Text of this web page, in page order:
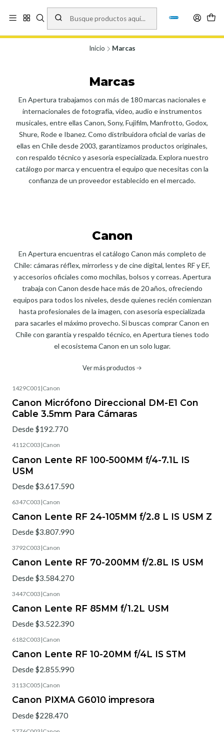
Vísita nuestro local en Los Agustinos 5478, Ñuñoa. Lunes a Viernes 9.30 a
19.00, Sábados 10:00 a 19:00 y Domingos de 10:00 a 17:00
Inicio Marcas
Marcas
En Apertura trabajamos con más de 180 marcas nacionales e
internacionales de fotografía, video, audio e instrumentos
musicales, entre ellas Canon, Sony, Fujifilm, Manfrotto, Godox,
Shure, Rode e Ibanez. Como distribuidora oficial de varias de
ellas en Chile desde 2003, garantizamos productos originales,
con respaldo técnico y asesoría especializada. Explora nuestro
catálogo por marca y encuentra el equipo que necesitas con la
confianza de un proveedor establecido en el mercado.
Canon
En Apertura encuentras el catálogo Canon más completo de
Chile: cámaras réflex, mirrorless y de cine digital, lentes RF y EF,
y accesorios oficiales como mochilas, bolsos y correas. Apertura
trabaja con Canon desde hace más de 20 años, ofreciendo
equipos para todos los niveles, desde quienes recién comienzan
hasta profesionales de la imagen, con asesoría especializada
para sacarles el máximo provecho. Si buscas comprar Canon en
Chile con garantía y respaldo técnico, en Apertura tienes todo
el ecosistema Canon en un solo lugar.
Ver más productos
1429C001|Canon
Canon Micrófono Direccional DM-E1 Con
Cable 3.5mm Para Cámaras
Desde $192.770
4112C003 |Canon
Canon Lente RF 100-500MM f/4-7.1L IS
USM
Desde $3.617.590
6347C003 |Canon
Canon Lente RF 24-105MM f/2.8 L IS USM Z
Desde $3.807.990
3792C003 |Canon
Canon Lente RF 70-200MM f/2.8L IS USM
Desde $3.584.270
3447C003 |Canon
Canon Lente RF 85MM f/1.2L USM
Desde $3.522.390
6182C003 |Canon
Canon Lente RF 10-20MM f/4L IS STM
Desde $2.855.990
3113C005 |Canon
Canon PIXMA G6010 impresora
Desde $228.470